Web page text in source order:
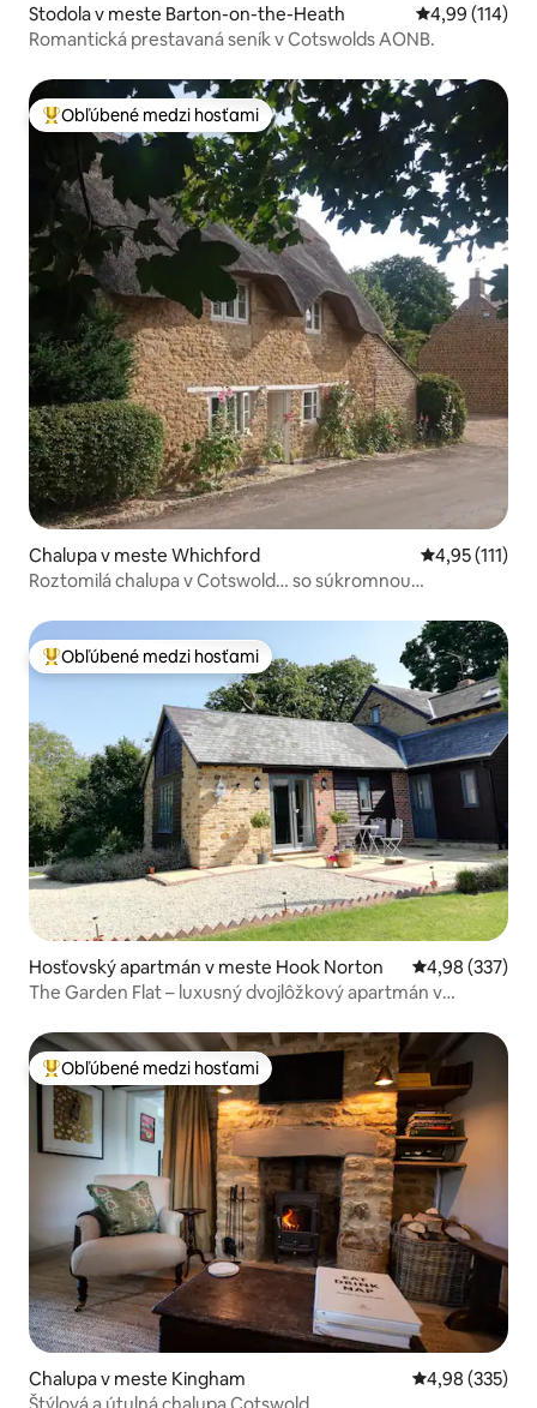
Stodola v meste Barton-on-the-Heath Priemerné
4,99 (114)
Romantická prestavaná seník v Cotswolds AONB.
Najobľúbenejšie medzi hosťami
Obľúbené medzi hosťami
Chalupa v meste Whichford Priemerné
4,95 (111)
Roztomilá chalupa v Cotswold… so súkromnou
Najobľúbenejšie medzi hosťami
Obľúbené medzi hosťami
Hosťovský apartmán v meste Hook Norton Priemerné
4,98 (337)
The Garden Flat – luxusný dvojlôžkový apartmán v
Najobľúbenejšie medzi hosťami
Obľúbené medzi hosťami
Chalupa v meste Kingham Priemerné
4,98 (335)